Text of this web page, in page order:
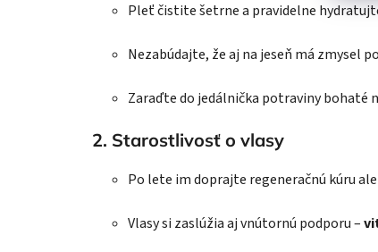
Pleť čistite šetrne a pravidelne
Nezabúdajte, že aj na jeseň má zmysel
Zaraďte do jedálnička potraviny bohaté
2. Starostlivosť o vlasy
Po lete im doprajte regeneračnú kúru
Vlasy si zaslúžia aj vnútornú podporu –